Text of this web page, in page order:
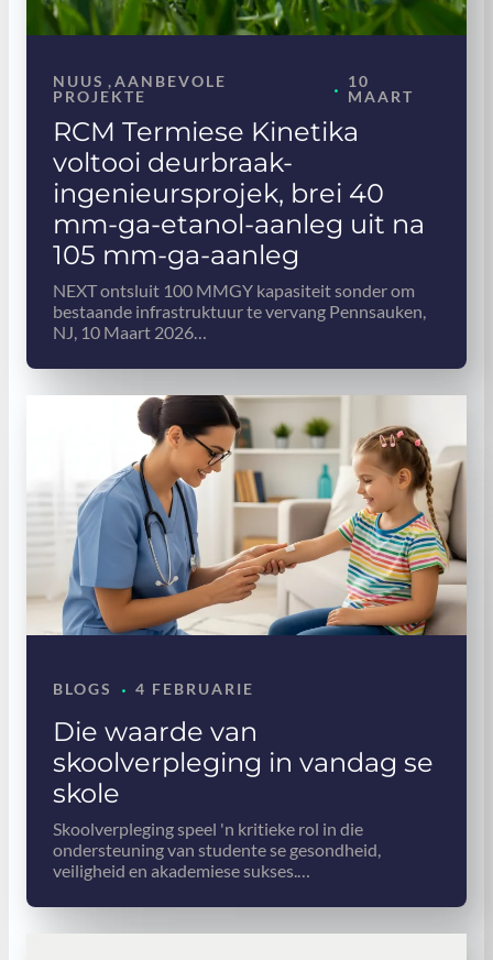
RCM Termiese Kinetika
voltooi deurbraak-
ingenieursprojek, brei 40
mm-ga-etanol-aanleg uit na
105 mm-ga-aanleg
NUUS ,AANBEVOLE
PROJEKTE
· 10
MAART
NEXT ontsluit 100 MMGY kapasiteit sonder om
bestaande infrastruktuur te vervang Pennsauken,
NJ, 10 Maart 2026…
Die waarde van
skoolverpleging in vandag se
skole
BLOGS · 4 FEBRUARIE
Skoolverpleging speel 'n kritieke rol in die
ondersteuning van studente se gesondheid,
veiligheid en akademiese sukses.…